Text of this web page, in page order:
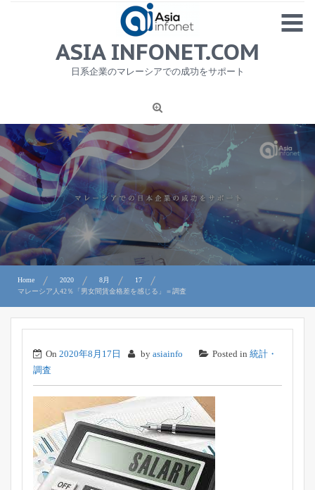
MENU
1
ニュース
労務サービス
プライバシーポリシー及び著作権について
お問合せ
ASIA INFONET.COM
日系企業のマレーシアでの成功をサポート
Home 2020 8月
17
マレーシア人42％「男女間賃金格差を感じる」＝調査
On 2020年8月17日 by asiainfo Posted in 統計・
調査